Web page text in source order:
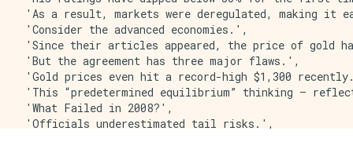
'As a result, markets were deregulated, making
'Consider the advanced economies.',
'Since their articles appeared, the price of gold
'But the agreement has three major flaws.',
'Gold prices even hit a record-high $1,300
'This “predetermined equilibrium” thinking –
'What Failed in 2008?',
'Officials underestimated tail risks.',